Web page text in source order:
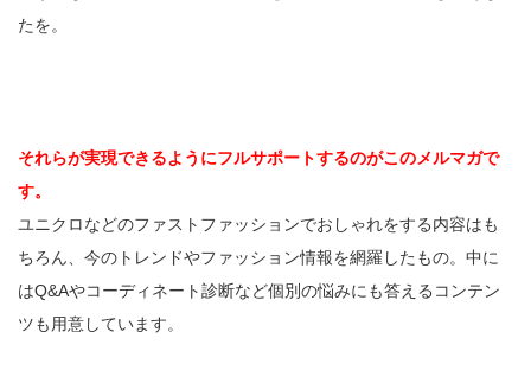
たを。
それらが実現できるようにフルサポートするのがこのメルマガで
す。
ユニクロなどのファストファッションでおしゃれをする内容はも
ちろん、今のトレンドやファッション情報を網羅したもの。中に
はQ&Aやコーディネート診断など個別の悩みにも答えるコンテン
ツも用意しています。